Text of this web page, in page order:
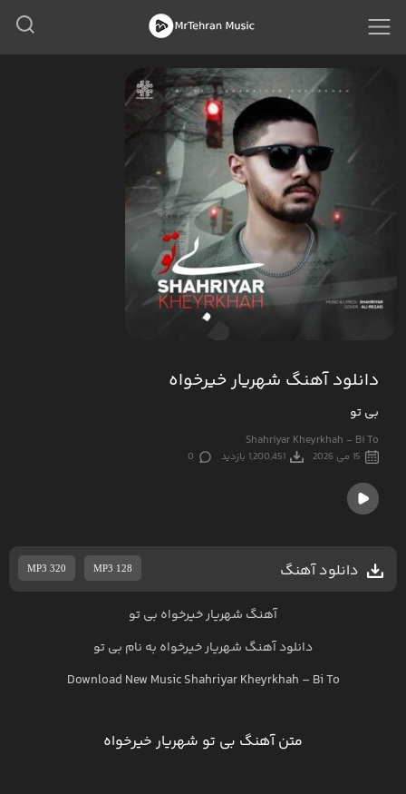
دانلود آهنگ شهریار خیرخواه
بی تو
Shahriyar Kheyrkhah - Bi To
15 می 2026 1,200,451 بازدید 0
دانلود آهنگ MP3 320 MP3 128
آهنگ شهریار خیرخواه بی تو
دانلود آهنگ شهریار خیرخواه به نام بی تو
Download New MusicShahriyar Kheyrkhah – Bi To
متن آهنگ بی تو شهریار خیرخواه